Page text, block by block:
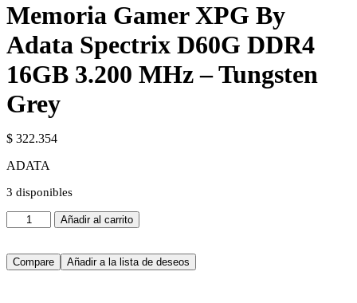
Memoria Gamer XPG By
Adata Spectrix D60G DDR4
16GB 3.200 MHz – Tungsten
Grey
$ 322.354
ADATA
3 disponibles
Memoria
Gamer
By
Adata
Añadir al carrito
Compare Añadir a la lista de deseos